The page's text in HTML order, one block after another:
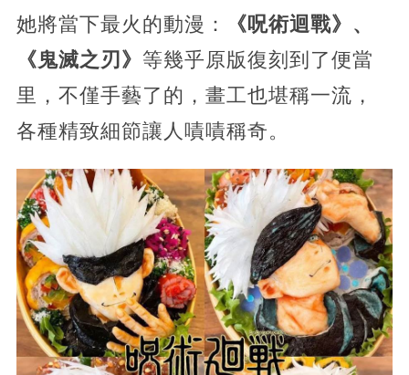
她將當下最火的動漫：
《呪術迴戰》、
《鬼滅之刃》 等幾乎原版復刻到了便當
里，不僅手藝了的，畫工也堪稱一流，
各種精致細節讓人嘖嘖稱奇。